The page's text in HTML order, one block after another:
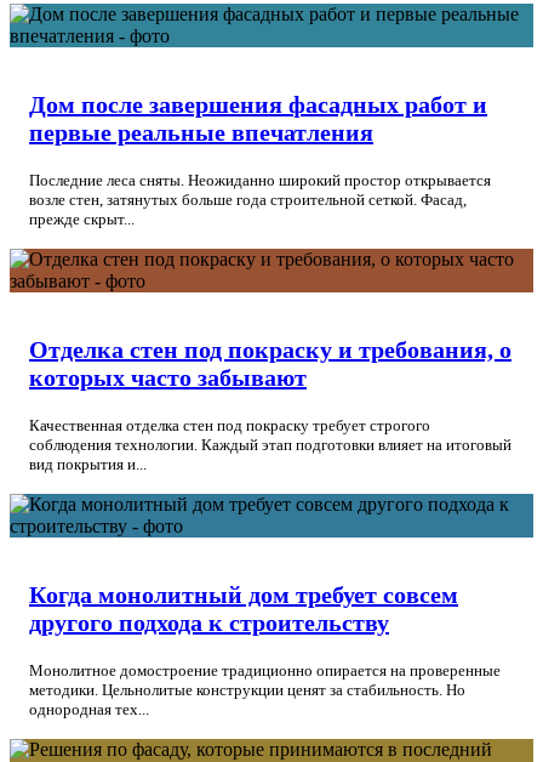
Дом после завершения фасадных работ и
первые реальные впечатления
Последние леса сняты. Неожиданно широкий простор открывается
возле стен, затянутых больше года строительной сеткой. Фасад,
прежде скрыт...
Отделка стен под покраску и требования, о
которых часто забывают
Качественная отделка стен под покраску требует строгого
соблюдения технологии. Каждый этап подготовки влияет на итоговый
вид покрытия и...
Когда монолитный дом требует совсем
другого подхода к строительству
Монолитное домостроение традиционно опирается на проверенные
методики. Цельнолитые конструкции ценят за стабильность. Но
однородная тех...